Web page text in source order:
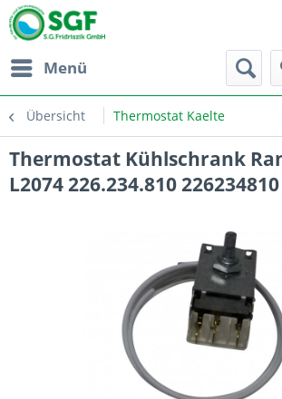
Menü
Übersicht Thermostat Kaelte
Thermostat Kühlschrank
L2074 226.234.810 226234810